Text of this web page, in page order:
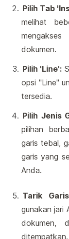
Pilih Tab
melihat
dokumen.
Pilih 'Line':
opsi "Line"
tersedia.
Pilih Jenis
pilihan
garis tebal,
garis yang
Anda.
Tarik
gunakan jari
dokumen,